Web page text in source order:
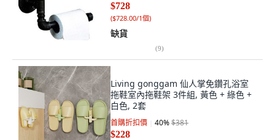
$728
($728.00/1個)
缺貨
(9)
Living gonggam 仙人掌免鑽孔浴室
拖鞋室內拖鞋架 3件組, 黃色 + 綠色 +
白色, 2套
首購折扣價 40%$381
$228